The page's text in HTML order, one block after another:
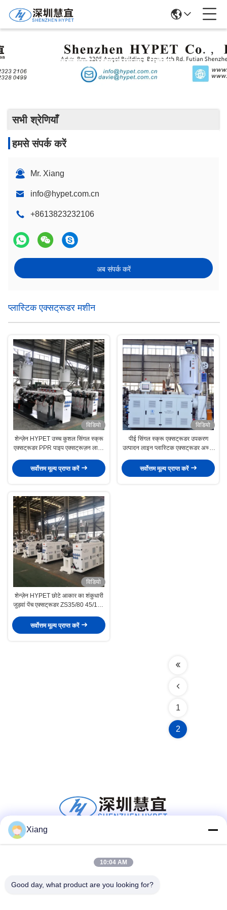
प्लास्टिक एक्सट्रूडर मशीन
सभी श्रेणियाँ
हमसे संपर्क करें
Mr. Xiang
info@hypet.com.cn
+8613823232106
अब संपर्क करें
प्लास्टिक एक्सट्रूडर मशीन
विडियो
शेन्ज़ेन HYPET उच्च कुशल सिंगल स्क्रू
एक्सट्रूडर PPR पाइप एक्सट्रूज़न लाइन
सर्वोत्तम मूल्य प्राप्त करें
विडियो
पीई सिंगल स्क्रू एक्सट्रूडर उपकरण
उत्पादन लाइन प्लास्टिक एक्सट्रूडर अच्छी
सर्वोत्तम मूल्य प्राप्त करें
विडियो
शेन्ज़ेन HYPET छोटे आकार का शंकुधारी
जुड़वां पेंच एक्सट्रूडर ZS35/80 45/100
सर्वोत्तम मूल्य प्राप्त करें
1
2
Xiang
10:04 AM
Good day, what product are you looking for?